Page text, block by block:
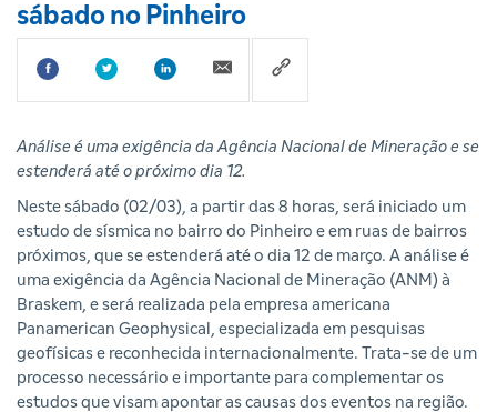
sábado no Pinheiro
Análise é uma exigência da Agência Nacional de Mineração e se
estenderá até o próximo dia 12.
Neste sábado (02/03), a partir das 8 horas, será iniciado um
estudo de sísmica no bairro do Pinheiro e em ruas de bairros
próximos, que se estenderá até o dia 12 de março. A análise é
uma exigência da Agência Nacional de Mineração (ANM) à
Braskem, e será realizada pela empresa americana
Panamerican Geophysical, especializada em pesquisas
geofísicas e reconhecida internacionalmente. Trata-se de um
processo necessário e importante para complementar os
estudos que visam apontar as causas dos eventos na região.